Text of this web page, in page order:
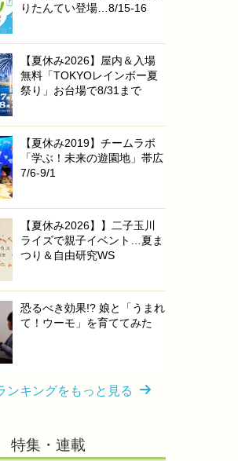
りたんてい登場…8/15-16
【夏休み2026】屋内＆入場
無料「TOKYOレインボー夏
祭り」お台場で8/31まで
【夏休み2019】チームラボ
「学ぶ！未来の遊園地」帯広
7/6-9/1
【夏休み2026】】二子玉川
ライズで親子イベント…夏ま
つり＆自由研究WS
恐るべき効果!? 娘と「うまれ
て！ウーモ」を育ててみた
ンキングをもっと見る
特集・連載